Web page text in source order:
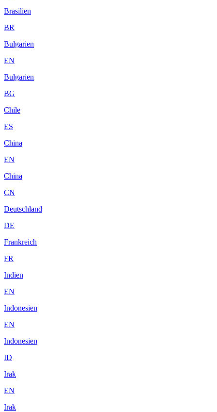
Brasilien
BR
Bulgarien
EN
Bulgarien
BG
Chile
ES
China
EN
China
CN
Deutschland
DE
Frankreich
FR
Indien
EN
Indonesien
EN
Indonesien
ID
Irak
EN
Irak